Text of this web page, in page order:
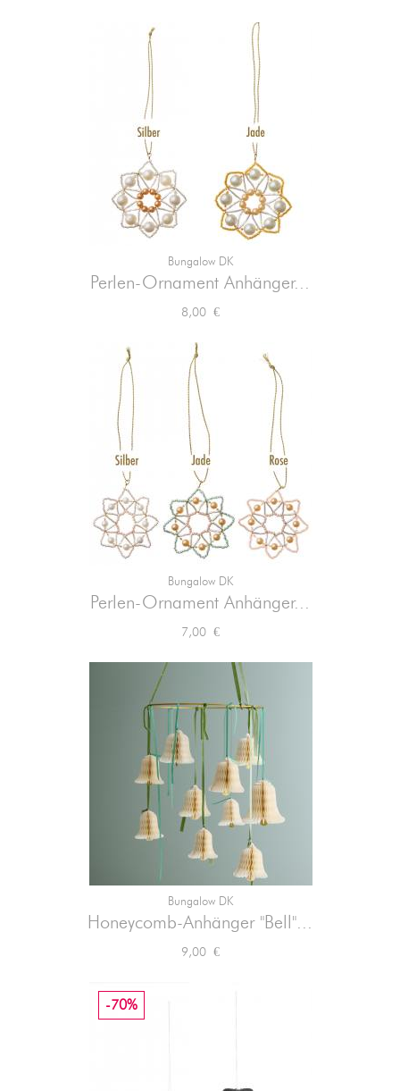
Bungalow DK
Perlen-Ornament Anhänger...
Preis
8,00 €
Bungalow DK
Perlen-Ornament Anhänger...
Preis
7,00 €
Bungalow DK
Honeycomb-Anhänger "Bell"...
Preis
9,00 €
-70%